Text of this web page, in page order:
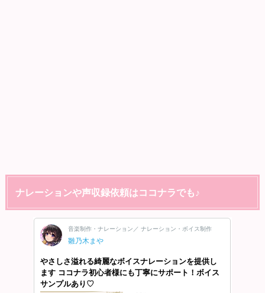
ナレーションや声収録依頼はココナラでも♪